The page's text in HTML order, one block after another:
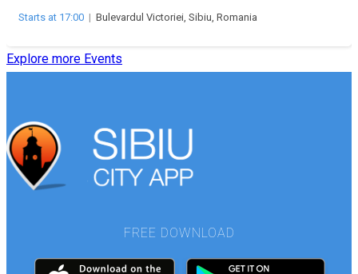
Starts at 17:00 | Bulevardul Victoriei, Sibiu, Romania
Explore more Events
FREE DOWNLOAD